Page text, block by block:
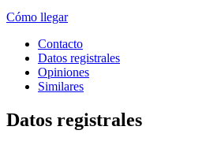
Cómo llegar
Contacto
Datos registrales
Opiniones
Similares
Datos registrales